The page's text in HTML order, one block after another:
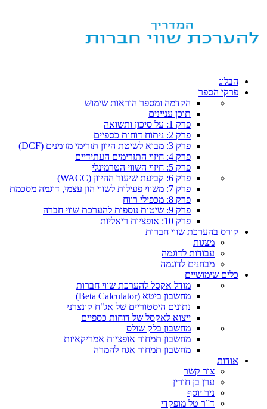
הבלוג
פרקי הספר
הקדמה ומספר הוראות שימוש
תוכן עניינים
פרק 1: על סיכון ותשואה
פרק 2: ניתוח דוחות כספיים
פרק 3: מבוא לשיטת היוון תזרימי מזומנים (DCF)
פרק 4: חיזוי התזרימים העתידיים
פרק 5: חיזוי השווי הטרמינלי
פרק 6: קביעת שיעור ההיוון (WACC)
פרק 7: משווי פעילות לשווי הון עצמי, דוגמה מסכמת
פרק 8: מכפילי רווח
פרק 9: שיטות נוספות להערכת שווי חברה
פרק 10: אופציות ריאליות
קורס בהערכת שווי חברות
מצגות
עבודות לדוגמה
מבחנים לדוגמה
כלים שימושיים
מודל אקסל להערכת שווי חברות
מחשבון ביטא (Beta Calculator)
נתונים היסטוריים של אג"ח קונצרני
ייצוא לאקסל של דוחות כספיים
מחשבון בלק שולס
מחשבון תמחור אופציות אמריקאיות
מחשבון תמחור אגח להמרה
אודות
צור קשר
ערן בן חורין
ניר יוסף
ד”ר טל מופקדי